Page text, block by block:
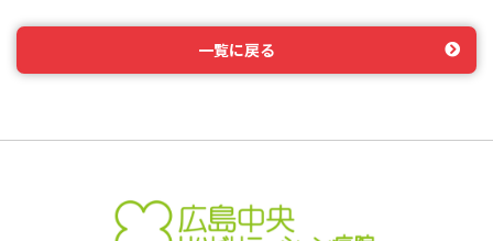
一覧に戻る